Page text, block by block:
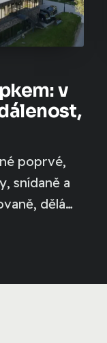
v
poprvé,
snídaně a
dělá